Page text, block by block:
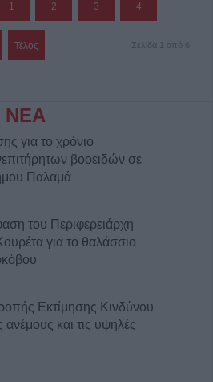
1 2 3 4
Τέλος Σελίδα 1 από 6
ΝΕΑ
για το χρόνιο
βοοειδών σε
Παλαμά
του Περιφερειάρχη
για το θαλάσσιο
Εκτίμησης Κινδύνου
ανέμους και τις υψηλές